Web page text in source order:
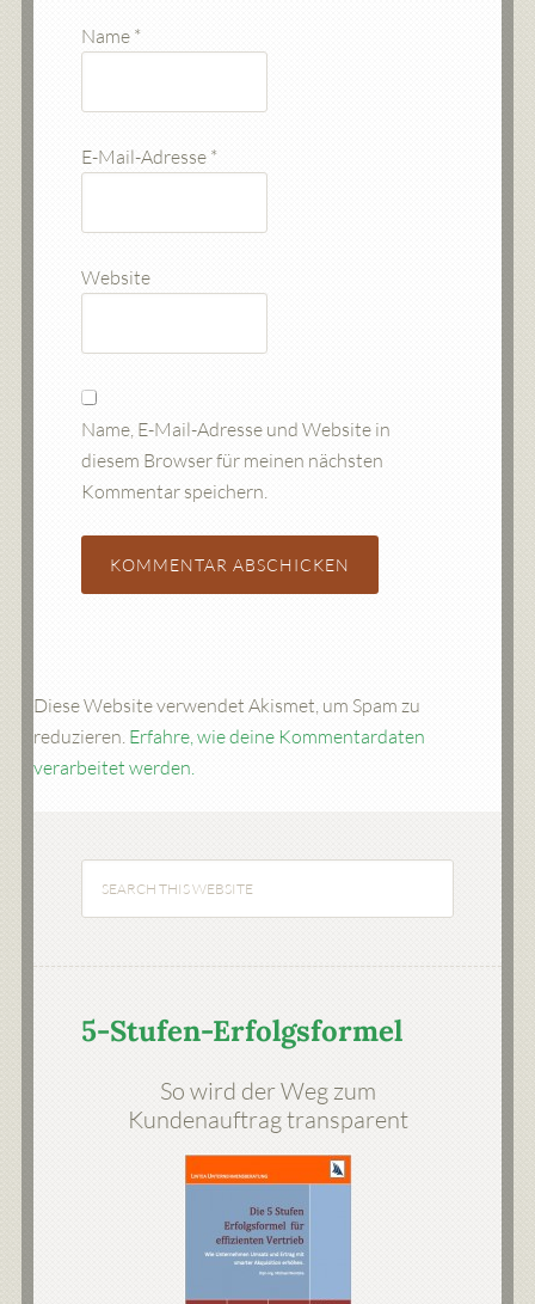
Name *
E-Mail-Adresse *
Website
Name, E-Mail-Adresse und Website in
diesem Browser für meinen nächsten
Kommentar speichern.
Diese Website verwendet Akismet, um Spam zu
reduzieren. Erfahre, wie deine Kommentardaten
verarbeitet werden.
5-Stufen-Erfolgsformel
So wird der Weg zum
Kundenauftrag transparent